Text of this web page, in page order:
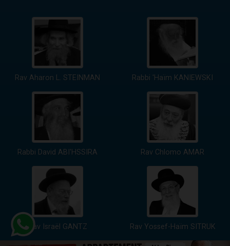
Rav Aharon L. STEINMAN Rabbi 'Haïm KANIEWSKI
Rabbi David ABI'HSSIRA Rav Chlomo AMAR
Rav Israël GANTZ Rav Yossef-Haïm SITRUK